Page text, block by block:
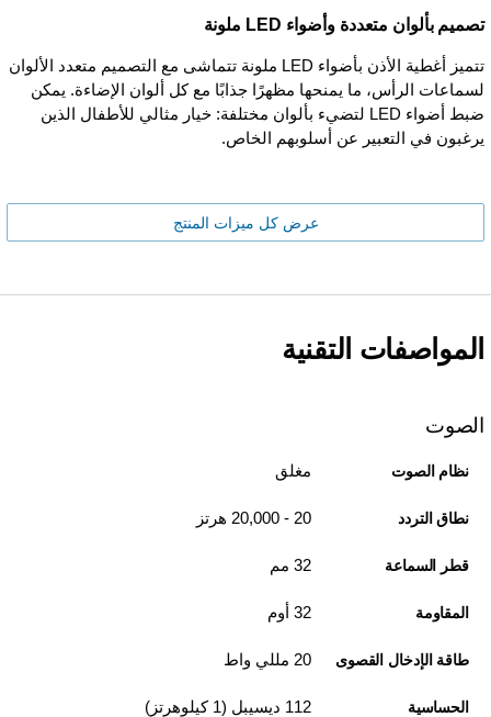
تصميم بألوان متعددة وأضواء LED ملونة
تتميز أغطية الأذن بأضواء LED ملونة تتماشى مع التصميم متعدد الألوان
لسماعات الرأس، ما يمنحها مظهرًا جذابًا مع كل ألوان الإضاءة. يمكن
ضبط أضواء LED لتضيء بألوان مختلفة: خيار مثالي للأطفال الذين
يرغبون في التعبير عن أسلوبهم الخاص.
عرض كل ميزات المنتج
المواصفات التقنية
الصوت
نظام الصوت مغلق
نطاق التردد 20 - 20,000 هرتز
قطر السماعة 32 مم
المقاومة 32 أوم
طاقة الإدخال القصوى 20 مللي واط
الحساسية 112 ديسيبل (1 كيلوهرتز)